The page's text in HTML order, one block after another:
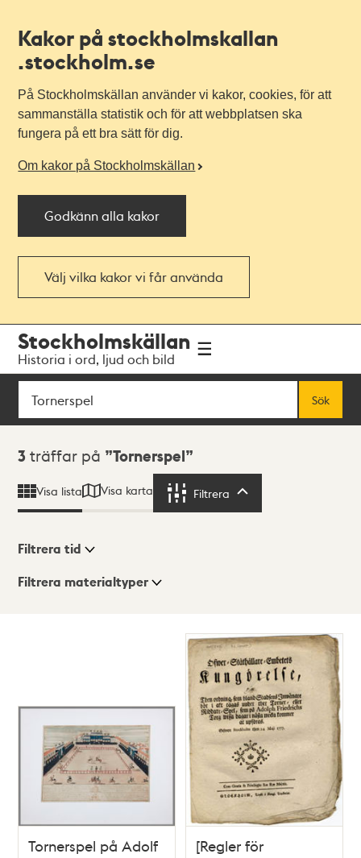
Kakor på stockholmskallan
.stockholm.se
På Stockholmskällan använder vi kakor, cookies, för att
sammanställa statistik och för att webbplatsen ska
fungera på ett bra sätt för dig.
Om kakor på Stockholmskällan
Godkänn alla kakor
Välj vilka kakor vi får använda
navigationen
huvudinnehållet
Stockholmskällan
Historia i ord, ljud och bild
Sök
Sök
Sökresultat
3 träffar på Tornerspel
Visa lista Visa karta Filtrera
Visningsläge
Filtrera tid
Filtrera materialtyper
Tornerspel på Adolf
[Regler för